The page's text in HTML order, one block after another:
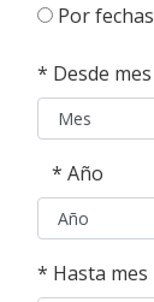
Por fechas
* Desde mes
* Año
* Hasta mes